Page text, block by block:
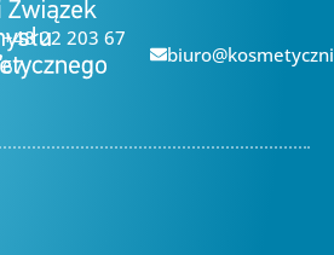
+48 22 203 67
67